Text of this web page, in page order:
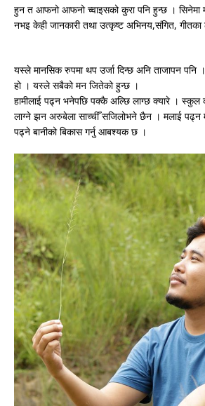
हुन त आफनो आफनो च्वाइसको कुरा पनि हुन्छ । सिनेमा
नभइ केही जानकारी तथा उत्कृष्ट अभिनय,संगित, गीतका
यस्ले मानसिक रुपमा थप उर्जा दिन्छ अनि ताजापन
हो । यस्ले सबैको मन जितेको हुन्छ ।
हामीलाई पढ्न भनेपछि पक्कै अल्छि लाग्छ क्यारे । स्कुल
लाग्ने झन अरुबेला साच्चीँ सजिलोभने छैन । मलाई पढ्न
पढ्ने बानीको बिकास गर्नु आबश्यक छ ।